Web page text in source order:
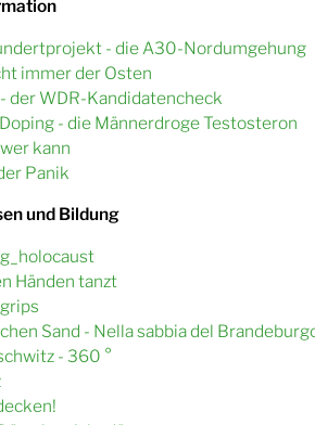
- die A30-Nordumgehung
immer der Osten
der WDR-Kandidatencheck
- die Männerdroge Testosteron
kann
Panik
und Bildung
Händen tanzt
Sand - Nella sabbia del
- 360 °